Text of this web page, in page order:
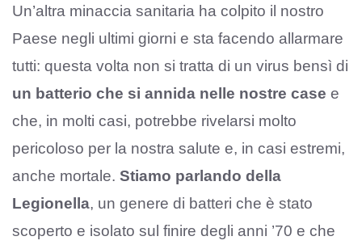
Un’altra minaccia sanitaria ha colpito il nostro
Paese negli ultimi giorni e sta facendo allarmare
tutti: questa volta non si tratta di un virus bensì di
un batterio che si annida nelle nostre case e
che, in molti casi, potrebbe rivelarsi molto
pericoloso per la nostra salute e, in casi estremi,
anche mortale. Stiamo parlando della
Legionella, un genere di batteri che è stato
scoperto e isolato sul finire degli anni ’70 e che